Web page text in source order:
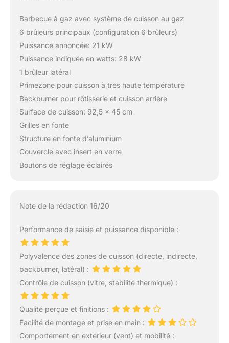
Barbecue à gaz avec système de cuisson au gaz
6 brûleurs principaux (configuration 6 brûleurs)
Puissance annoncée: 21 kW
Puissance indiquée en watts: 28 kW
1 brûleur latéral
Primezone pour cuisson à très haute température
Backburner pour rôtisserie et cuisson arrière
Surface de cuisson: 92,5 x 45 cm
Grilles en fonte
Structure en fonte d’aluminium
Couvercle avec insert en verre
Boutons de réglage éclairés
Note de la rédaction 16/20
Performance de saisie et puissance disponible :
Polyvalence des zones de cuisson (directe, indirecte,
backburner, latéral) :
Contrôle de cuisson (vitre, stabilité thermique) :
Qualité perçue et finitions :
Facilité de montage et prise en main :
Comportement en extérieur (vent) et mobilité :